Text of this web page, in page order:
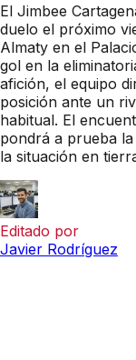
El Jimbee
duelo el próximo
Almaty en el
gol en la
afición, el equipo
posición ante un
habitual. El
pondrá a prueba
la situación en
Editado por
Javier Rodríguez